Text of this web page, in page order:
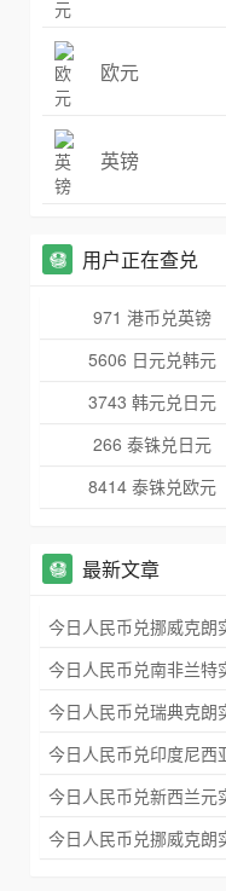
欧元
英镑
用户正在查兑
971 港币兑英镑
5606 日元兑韩元
3743 韩元兑日元
266 泰铢兑日元
8414 泰铢兑欧元
最新文章